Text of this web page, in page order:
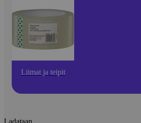
Liimat ja teipit
Ladataan...